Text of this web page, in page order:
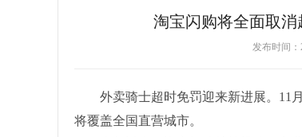
淘宝闪购将全面取
发布时间
外卖骑士超时免罚迎来新进展。11月
将覆盖全国直营城市。